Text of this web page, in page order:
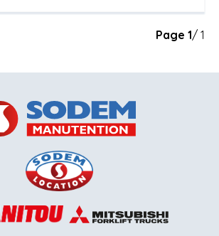
Page 1/ 1